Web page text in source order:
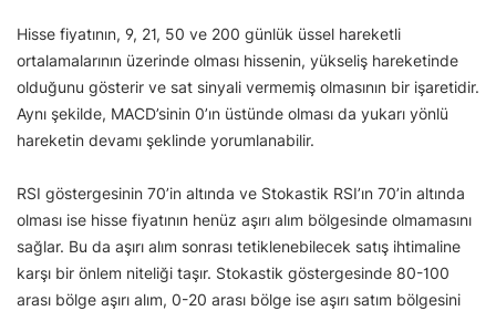
Hisse fiyatının, 9, 21, 50 ve 200 günlük üssel hareketli
ortalamalarının üzerinde olması hissenin, yükseliş hareketinde
olduğunu gösterir ve sat sinyali vermemiş olmasının bir işaretidir.
Aynı şekilde, MACD’sinin 0’ın üstünde olması da yukarı yönlü
hareketin devamı şeklinde yorumlanabilir.
RSI göstergesinin 70’in altında ve Stokastik RSI’ın 70’in altında
olması ise hisse fiyatının henüz aşırı alım bölgesinde olmamasını
sağlar. Bu da aşırı alım sonrası tetiklenebilecek satış ihtimaline
karşı bir önlem niteliği taşır. Stokastik göstergesinde 80-100
arası bölge aşırı alım, 0-20 arası bölge ise aşırı satım bölgesini